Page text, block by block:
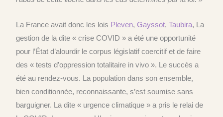
La France avait donc les lois Pleven,Gayssot,Taubira, La
gestion de la dite « crise COVID » a été une opportunité
pour l’État d’alourdir le corpus législatif coercitifet de faire
des « tests d’oppression totalitaire in vivo ». Le succès a
été au rendez-vous. La population dans son ensemble,
bien conditionnée, reconnaissante, s’est soumise sans
barguigner. La dite « urgenceclimatique »a pris le relai de